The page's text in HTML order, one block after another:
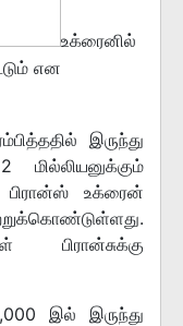
உக்ரைனில்
என
இருந்து
பிரான்ஸ் உக்ரைன்
இல் இருந்து